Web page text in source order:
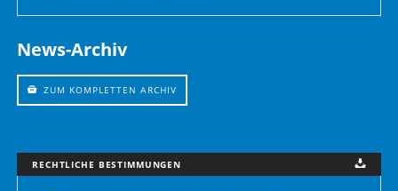
News-Archiv
ZUM KOMPLETTEN ARCHIV
RECHTLICHE BESTIMMUNGEN